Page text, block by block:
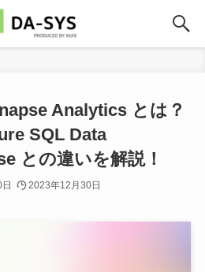
Analytics とは？
SQL Data
との違いを解説！
2023年12月30日